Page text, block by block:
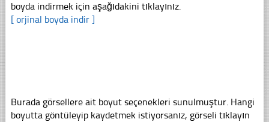
boyda indirmek için aşağıdakini tıklayınız.
[ orjinal boyda indir ]
Burada görsellere ait boyut seçenekleri sunulmuştur. Hangi
boyutta göntüleyip kaydetmek istiyorsanız, görseli tıklayın